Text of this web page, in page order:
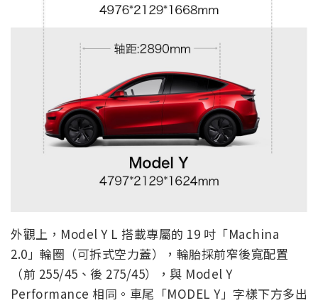
外觀上，Model Y L 搭載專屬的 19 吋「Machina
2.0」輪圈（可拆式空力蓋），輪胎採前窄後寬配置
（前 255/45、後 275/45），與 Model Y
Performance 相同。車尾「MODEL Y」字樣下方多出